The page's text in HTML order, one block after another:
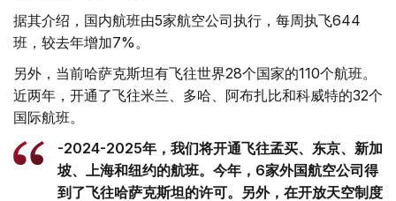
据其介绍，国内航班由5家航空公司执行，每周执飞644
班，较去年增加7%。
另外，当前哈萨克斯坦有飞往世界28个国家的110个航班。
近两年，开通了飞往米兰、多哈、阿布扎比和科威特的32个
国际航班。
-2024-2025年，我们将开通飞往孟买、东京、新加
坡、上海和纽约的航班。今年，6家外国航空公司得
到了飞往哈萨克斯坦的许可。另外，在开放天空制度